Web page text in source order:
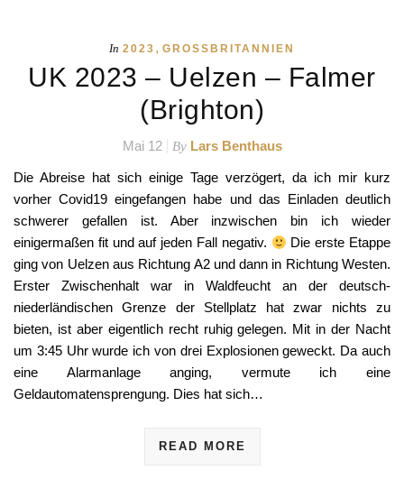
In 2023 , GROSSBRITANNIEN
UK 2023 – Uelzen – Falmer
(Brighton)
Mai 12 By Lars Benthaus
Die Abreise hat sich einige Tage verzögert, da ich mir kurz
vorher Covid19 eingefangen habe und das Einladen deutlich
schwerer gefallen ist. Aber inzwischen bin ich wieder
einigermaßen fit und auf jeden Fall negativ.
Die erste Etappe
ging von Uelzen aus Richtung A2 und dann in Richtung Westen.
Erster Zwischenhalt war in Waldfeucht an der deutsch-
niederländischen Grenze der Stellplatz hat zwar nichts zu
bieten, ist aber eigentlich recht ruhig gelegen. Mit in der Nacht
um 3:45 Uhr wurde ich von drei Explosionen geweckt. Da auch
eine Alarmanlage anging, vermute ich eine
Geldautomatensprengung. Dies hat sich…
READ MORE